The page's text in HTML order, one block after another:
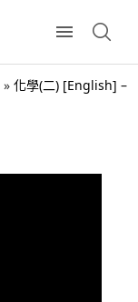
» 化學(二) [English] –